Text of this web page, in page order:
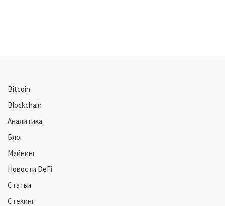
Bitcoin
Blockchain
Аналитика
Блог
Майнинг
Новости DeFi
Статьи
Стекинг